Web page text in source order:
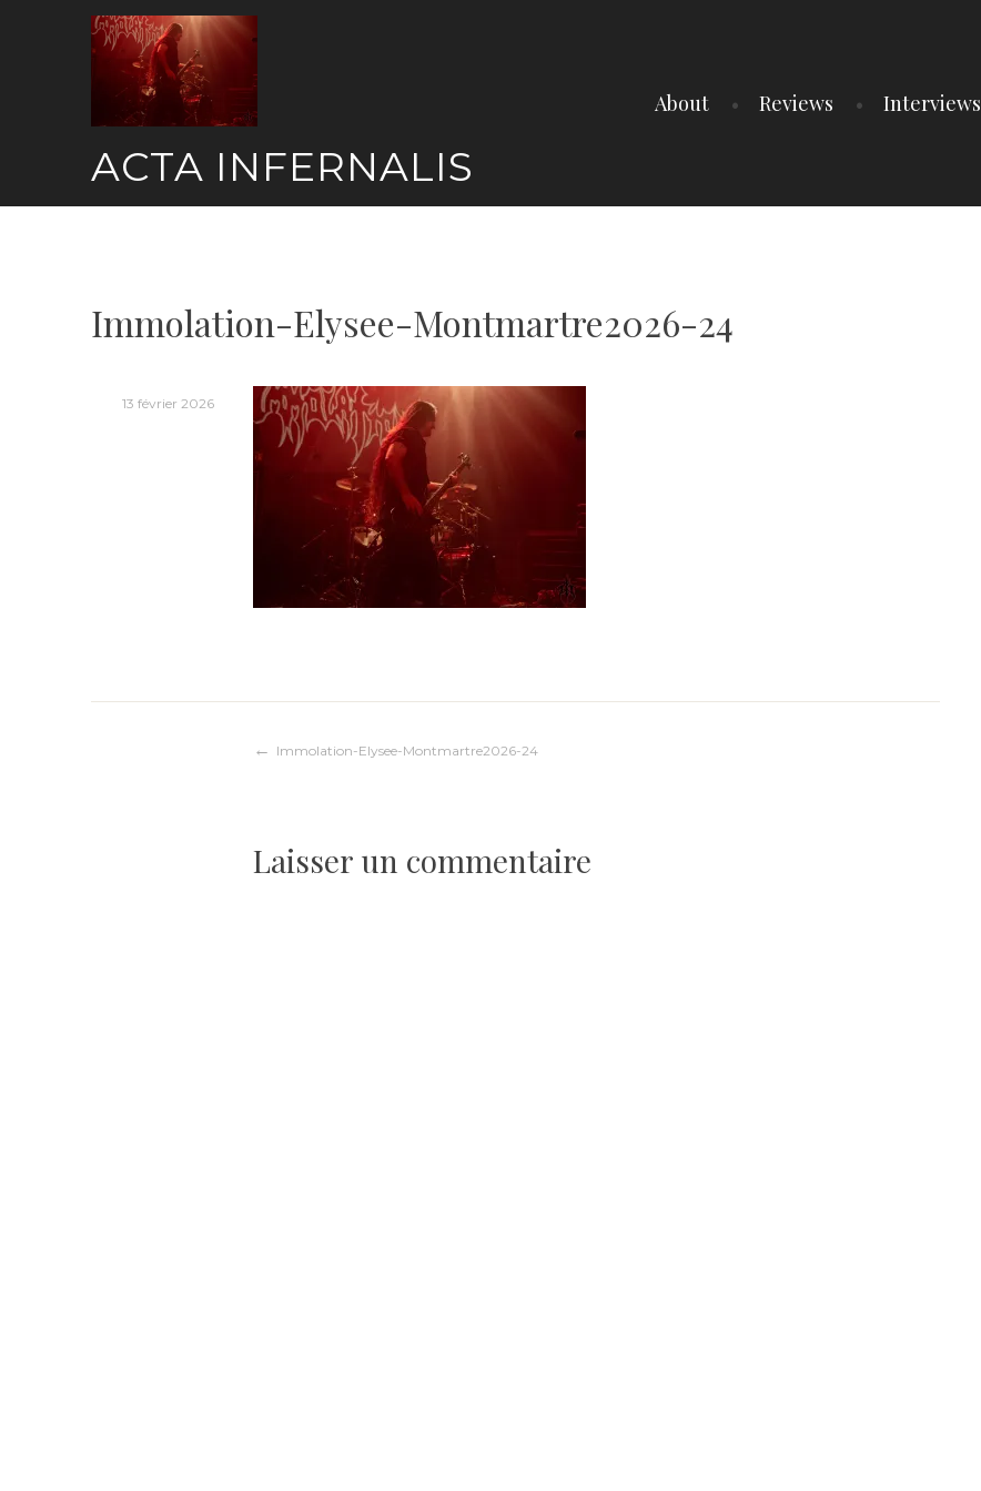
ACTA INFERNALIS
About Reviews Interviews
Immolation-Elysee-Montmartre2026-24
13 février 2026
Navigation
l’article
Immolation-Elysee-Montmartre2026-24
Laisser un commentaire